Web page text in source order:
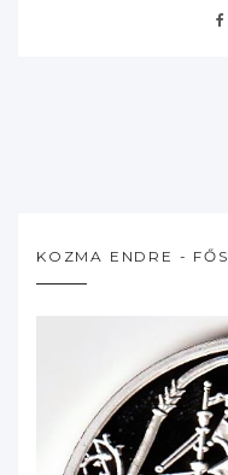
KOZMA ENDRE -